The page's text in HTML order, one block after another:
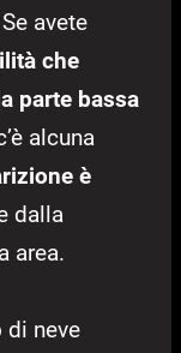
avete
che
parte bassa
alcuna
è
dalla
area.
di neve